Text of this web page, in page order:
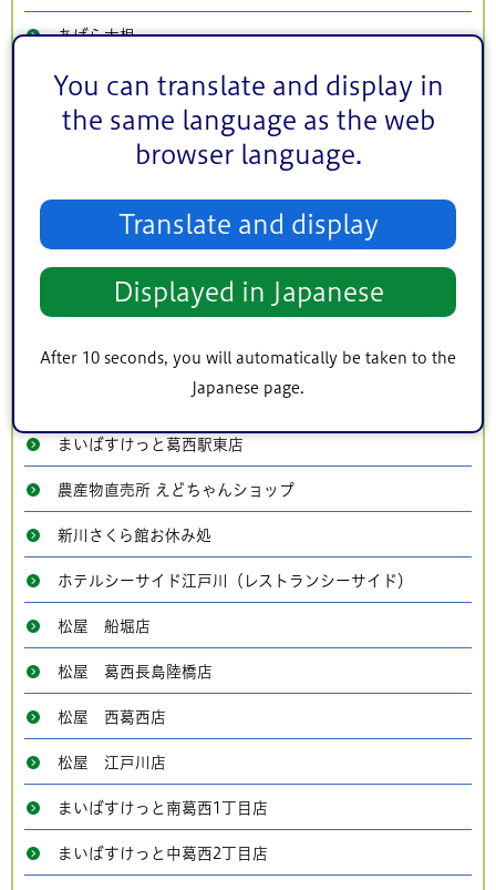
You can translate and display in
the same language as the web
browser language.
Translate and display
Displayed in Japanese
After 10 seconds, you will automatically be taken to the
Japanese page.
あばら大根
不二家 西葛西店
カプリチョーザ 西葛西店
台湾小籠包 圓園
ラーメンの王様
吉野家 西葛西駅1番街店
まいばすけっと葛西駅東店
農産物直売所 えどちゃんショップ
新川さくら館お休み処
ホテルシーサイド江戸川（レストランシーサイド）
松屋 船堀店
松屋 葛西長島陸橋店
松屋 西葛西店
松屋 江戸川店
まいばすけっと南葛西1丁目店
まいばすけっと中葛西2丁目店